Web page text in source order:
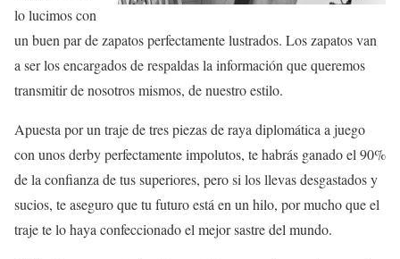
lo lucimos con
un buen par de zapatos perfectamente lustrados. Los zapatos van
a ser los encargados de respaldas la información que queremos
transmitir de nosotros mismos, de nuestro estilo.
Apuesta por un traje de tres piezas de raya diplomática a juego
con unos derby perfectamente impolutos, te habrás ganado el 90%
de la confianza de tus superiores, pero si los llevas desgastados y
sucios, te aseguro que tu futuro está en un hilo, por mucho que el
traje te lo haya confeccionado el mejor sastre del mundo.